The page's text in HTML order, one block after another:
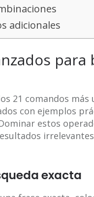
adicionales
para
21 comandos
con ejemplos
estos
exacta